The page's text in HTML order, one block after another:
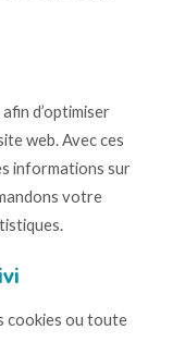
d’optimiser
web. Avec ces
informations sur
votre
cookies ou toute